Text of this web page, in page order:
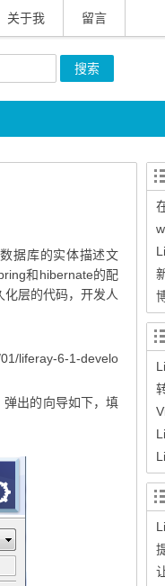
关于我 留言
据库的实体描述文
和hibernate的配
层的代码，开发人
liferay-6-1-develo
出的向导如下，填